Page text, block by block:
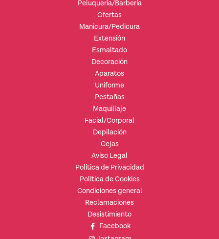
Peluquería/Barbería
Ofertas
Manicura/Pedicura
Extensión
Esmaltado
Decoración
Aparatos
Uniforme
Pestañas
Maquillaje
Facial/Corporal
Depilación
Cejas
Aviso Legal
Política de Privacidad
Política de Cookies
Condiciones general
Reclamaciones
Desistimiento
Facebook